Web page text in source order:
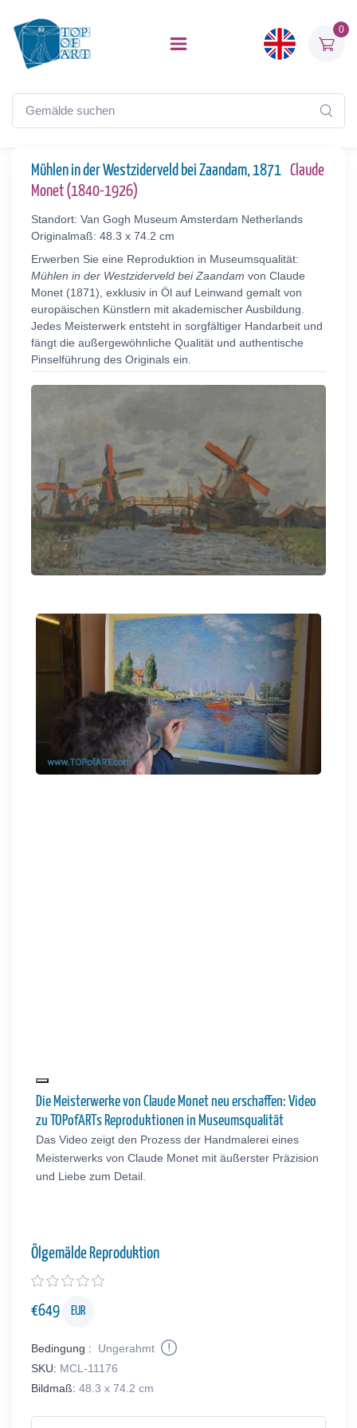
0
Mühlen in der Westziderveld bei Zaandam, 1871 Claude
Monet (1840-1926)
Standort: Van Gogh Museum Amsterdam Netherlands
Originalmaß: 48.3 x 74.2 cm
Erwerben Sie eine Reproduktion in Museumsqualität:
Mühlen in der Westziderveld bei Zaandam von Claude
Monet (1871), exklusiv in Öl auf Leinwand gemalt von
europäischen Künstlern mit akademischer Ausbildung.
Jedes Meisterwerk entsteht in sorgfältiger Handarbeit und
fängt die außergewöhnliche Qualität und authentische
Pinselführung des Originals ein.
Die Meisterwerke von Claude Monet neu erschaffen: Video
zu TOPofARTs Reproduktionen in Museumsqualität
Das Video zeigt den Prozess der Handmalerei eines
Meisterwerks von Claude Monet mit äußerster Präzision
und Liebe zum Detail.
Ölgemälde Reproduktion
€649 EUR
Bedingung :
Ungerahmt
SKU: MCL-11176
Bildmaß: 48.3 x 74.2 cm